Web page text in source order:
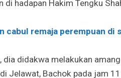
di hadapan Hakim Tengku
cabul remaja perempuan di
dia didakwa melakukan
Jelawat, Bachok pada jam